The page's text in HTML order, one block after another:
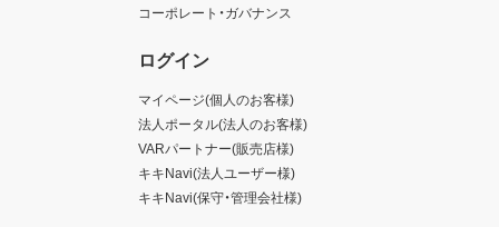
コーポレート・ガバナンス
ログイン
マイページ(個人のお客様)
法人ポータル(法人のお客様)
VARパートナー(販売店様)
キキNavi(法人ユーザー様)
キキNavi(保守・管理会社様)